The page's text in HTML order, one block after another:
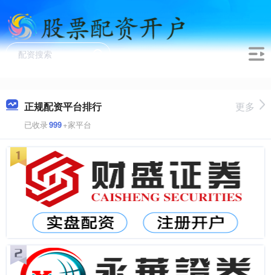
正规配资平台排行
已收录999+家平台
更多